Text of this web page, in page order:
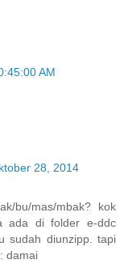
AM
28, 2014
bu/mas/mbak? kok
ada di folder e-ddc
sudah diunzipp. tapi
damai